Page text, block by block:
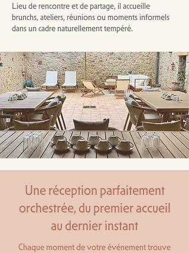
Lieu de rencontre et de partage, il accueille
brunchs, ateliers, réunions ou moments informels
dans un cadre naturellement tempéré.
Une réception parfaitement
orchestrée, du premier accueil
au dernier instant
Chaque moment de votre événement trouve